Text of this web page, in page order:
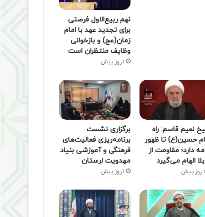
نهم ربیع‌الاول فرصتی
برای تجدید عهد با امام
زمان(عج) و بازخوانی
وظایف منتظران است
1 روز پیش
نعیم قاسم: راه
حسین(ع) تا ظهور
دارد؛ مقاومت از
الهام می‌گیرد
1 روز پیش
برگزاری نشست
برنامه‌ریزی فعالیت‌های
فرهنگی و آموزشی بنیاد
مهدویت لرستان
1 روز پیش